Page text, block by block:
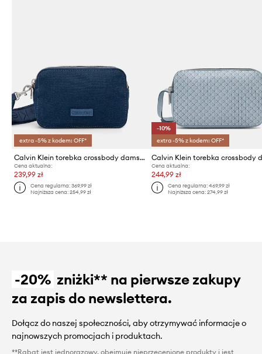
extra -5% z kodem: OFF*
Calvin Klein torebka crossbody damska bawełniana
Cena aktualna:
239,99 zł
Cena regularna:369,99 zł
Najniższa cena:254,99 zł
-10%
extra -5% z kodem: OFF*
Cena aktualna:
244,99 zł
Cena regularna: 469,99 zł
Najniższa cena: 274,99 zł
-20% zniżki** na pierwsze zakupy
za zapis do newslettera.
Dołącz do naszej społeczności, aby otrzymywać informacje o
najnowszych promocjach i produktach.
**Rabat jest jednorazowy, obejmuje nieprzecenione produkty i jest